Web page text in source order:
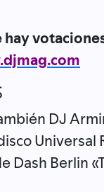
DJ
Universal
Dash Berlin